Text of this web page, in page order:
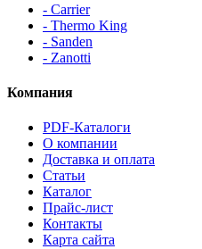
- Carrier
- Thermo King
- Sanden
- Zanotti
Компания
PDF-Каталоги
О компании
Доставка и оплата
Статьи
Каталог
Прайс-лист
Контакты
Карта сайта